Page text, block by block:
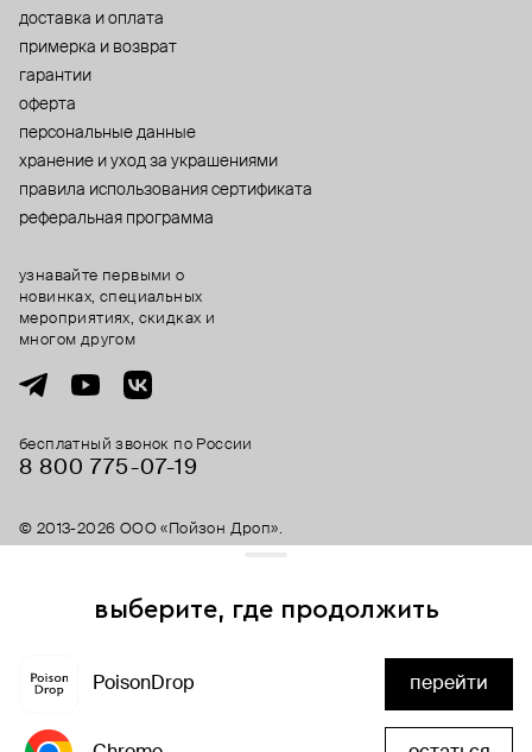
доставка и оплата
примерка и возврат
гарантии
оферта
персональные данные
хранение и уход за украшениями
правила использования сертификата
реферальная программа
бесплатный звонок по России
8 800 775⁠-07⁠-19
узнавайте первыми о
новинках, специальных
мероприятиях, скидках и
многом другом
© 2013-2026 ООО «Пойзон Дроп».
все права защищены.
выберите, где продолжить
PoisonDrop перейти
и сервисы аналитики. Продолжая его использование,
вы соглашаетесь с нашимскоро здесь будет